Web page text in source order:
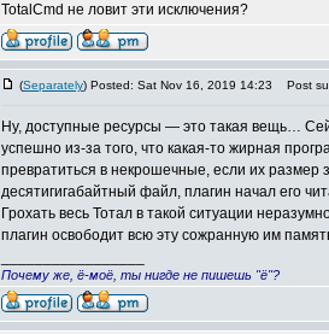
TotalCmd не ловит эти исключения?
(Separately) Posted: Sat Nov 16, 2019 14:23 Post
Ну, доступные ресурсы — это такая вещь…
успешно из-за того, что какая-то жирная
превратиться в некрошечные, если их размер
десятигигабайтный файл, плагин начал его
Грохать весь Тотал в такой ситуации
плагин освободит всю эту сожранную им
Почему же, ё-моё, ты нигде не пишешь "ё"?